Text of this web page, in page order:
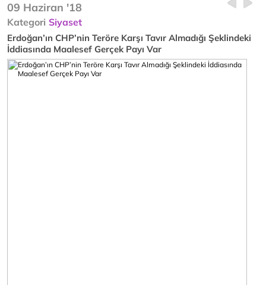
09 Haziran '18
Kategori Siyaset
Erdoğan’ın CHP’nin Teröre Karşı Tavır Almadığı Şeklindeki
İddiasında Maalesef Gerçek Payı Var